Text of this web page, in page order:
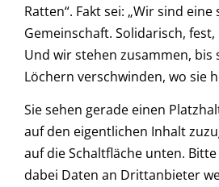
Ratten“. Fakt sei: „Wir sind
Gemeinschaft. Solidarisch,
Und wir stehen zusammen, bis
Löchern verschwinden, wo sie
Sie sehen gerade einen
auf den eigentlichen Inhalt
auf die Schaltfläche unten.
dabei Daten an Drittanbieter